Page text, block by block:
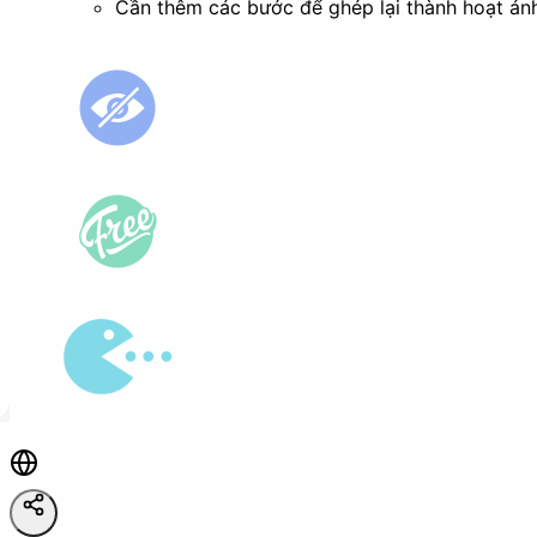
Cần thêm các bước để ghép lại thành hoạt